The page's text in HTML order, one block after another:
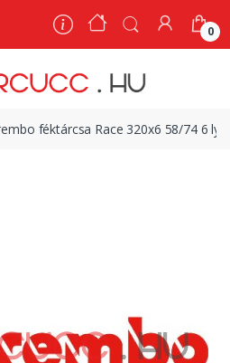
0
féktárcsa Race 320x6 58/74 6
0